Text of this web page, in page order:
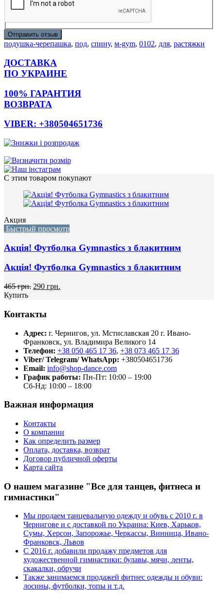
Отправить отзыв
подушка-черепашка, под, спину, м-gym, 0102, для, растяжки
ДОСТАВКА
ПО УКРАИНЕ
100% ГАРАНТИЯ
ВОЗВРАТА
VIBER: +380504651736
С этим товаром покупают
Акция
Быстрый просмотр
Акція! Футболка Gymnastics з блакитним
Акція! Футболка Gymnastics з блакитним
465 грн. 290 грн.
Купить
Контакты
Адрес: г. Чернигов, ул. Мстиславская 20 г. Ивано-
Франковск, ул. Владимира Великого 14
Телефон: +38 050 465 17 36, +38 073 465 17 36
Viber/ Telegram/ WhatsApp: +380504651736
Email: info@shop-dance.com
График работы: Пн-Пт: 10:00 – 19:00
Сб-Нд: 10:00 – 18:00
Важная информация
Контакты
О компании
Как определить размер
Оплата, доставка, возврат
Договор публичной оферты
Карта сайта
О нашем магазине "Все для танцев, фитнеса и
гимнастики"
Мы продаем танцевальную одежду и обувь с 2010 г. в
Чернигове и с доставкой по Украина: Киев, Харьков,
Сумы, Херсон, Запорожье, Черкассы, Винница, Ивано-
Франковск, Львов
С 2016 г. добавили продажу предметов для
художественной гимнастики: булавы, мячи, ленты,
скакалки, обручи
Также занимаемся продажей фитнес одежды и обуви:
лосины, футболки, топы и т.д.